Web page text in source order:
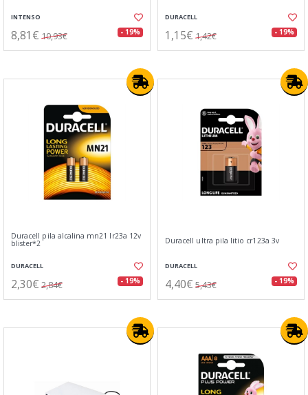
INTENSO
8,81€ 10,93€ - 19%
DURACELL
1,15€ 1,42€ - 19%
Duracell pila alcalina mn21 lr23a 12v
blister*2
DURACELL
2,30€ 2,84€ - 19%
Duracell ultra pila litio cr123a 3v
DURACELL
4,40€ 5,43€ - 19%